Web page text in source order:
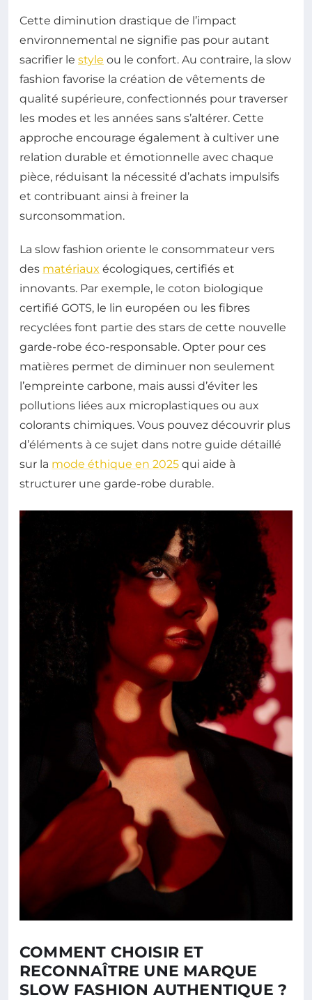
Cette diminution drastique de l’impact
environnemental ne signifie pas pour autant
sacrifier le style ou le confort. Au contraire, la slow
fashion favorise la création de vêtements de
qualité supérieure, confectionnés pour traverser
les modes et les années sans s’altérer. Cette
approche encourage également à cultiver une
relation durable et émotionnelle avec chaque
pièce, réduisant la nécessité d’achats impulsifs
et contribuant ainsi à freiner la
surconsommation.
La slow fashion oriente le consommateur vers
des matériaux écologiques, certifiés et
innovants. Par exemple, le coton biologique
certifié GOTS, le lin européen ou les fibres
recyclées font partie des stars de cette nouvelle
garde-robe éco-responsable. Opter pour ces
matières permet de diminuer non seulement
l’empreinte carbone, mais aussi d’éviter les
pollutions liées aux microplastiques ou aux
colorants chimiques. Vous pouvez découvrir plus
d’éléments à ce sujet dans notre guide détaillé
sur la mode éthique en 2025 qui aide à
structurer une garde-robe durable.
COMMENT CHOISIR ET
RECONNAÎTRE UNE MARQUE
SLOW FASHION AUTHENTIQUE ?